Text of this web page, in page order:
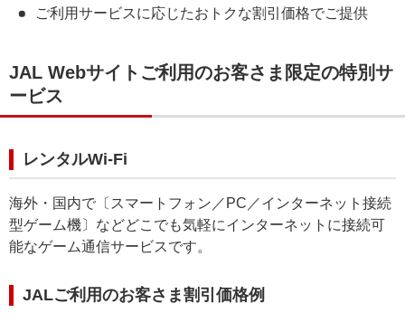
ご利用サービスに応じたおトクな割引価格でご提供
JAL Webサイトご利用のお客さま限定の特別サ
ービス
レンタルWi-Fi
海外・国内で〔スマートフォン／PC／インターネット接続
型ゲーム機〕などどこでも気軽にインターネットに接続可
能なゲーム通信サービスです。
JALご利用のお客さま割引価格例